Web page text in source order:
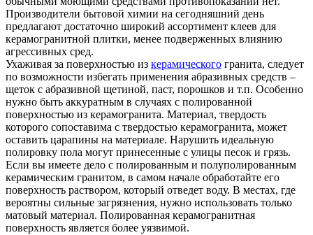
Производители бытовой химии на сегодняшний день
предлагают достаточно широкий ассортимент клеев для
керамогранитной плитки, менее подверженных влиянию
агрессивных сред.
Ухаживая за поверхностью из керамического гранита, следует
по возможности избегать применения абразивных средств –
щеток с абразивной щетиной, паст, порошков и т.п. Особенно
нужно быть аккуратным в случаях с полированной
поверхностью из керамогранита. Материал, твердость
которого сопоставима с твердостью керамогранита, может
оставить царапины на материале. Нарушить идеальную
полировку пола могут принесенные с улицы песок и грязь.
Если вы имеете дело с полированным и полуполированным
керамическим гранитом, в самом начале обработайте его
поверхность раствором, который отведет воду. В местах, где
вероятны сильные загрязнения, нужно использовать только
матовый материал. Полированная керамогранитная
поверхность является более уязвимой.